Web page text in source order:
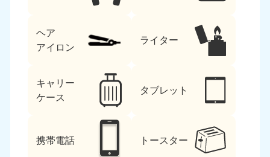
ヘア
アイロン
ライター
キャリー
ケース
タブレット
携帯電話 トースター